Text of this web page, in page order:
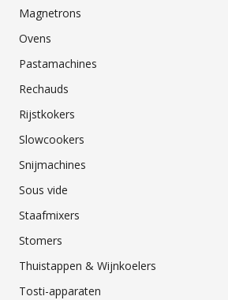
Magnetrons
Ovens
Pastamachines
Rechauds
Rijstkokers
Slowcookers
Snijmachines
Sous vide
Staafmixers
Stomers
Thuistappen & Wijnkoelers
Tosti-apparaten